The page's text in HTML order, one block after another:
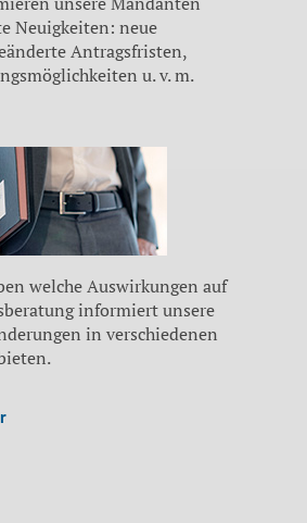
Neuigkeiten: neue
Antragsfristen,
u. v. m.
welche Auswirkungen auf
informiert unsere
in verschiedenen